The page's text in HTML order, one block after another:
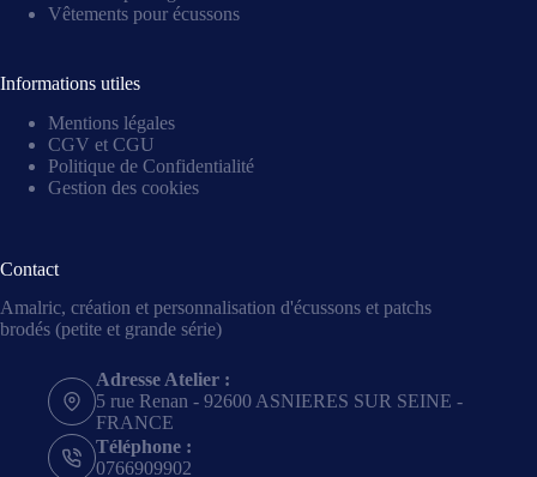
Vêtements pour écussons
Informations utiles
Mentions légales
CGV et CGU
Politique de Confidentialité
Gestion des cookies
Contact
Amalric, création et personnalisation d'écussons et patchs
brodés (petite et grande série)
Adresse Atelier :
5 rue Renan - 92600 ASNIERES SUR SEINE -
FRANCE
Téléphone :
0766909902